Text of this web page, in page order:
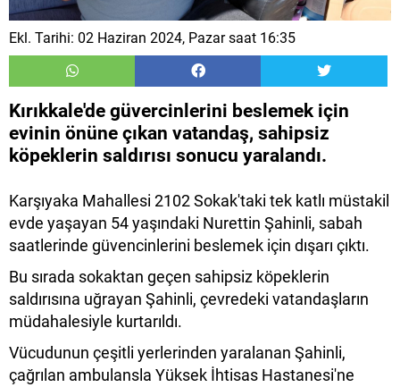
Ekl. Tarihi: 02 Haziran 2024, Pazar saat 16:35
Kırıkkale'de güvercinlerini beslemek için
evinin önüne çıkan vatandaş, sahipsiz
köpeklerin saldırısı sonucu yaralandı.
Karşıyaka Mahallesi 2102 Sokak'taki tek katlı müstakil
evde yaşayan 54 yaşındaki Nurettin Şahinli, sabah
saatlerinde güvencinlerini beslemek için dışarı çıktı.
Bu sırada sokaktan geçen sahipsiz köpeklerin
saldırısına uğrayan Şahinli, çevredeki vatandaşların
müdahalesiyle kurtarıldı.
Vücudunun çeşitli yerlerinden yaralanan Şahinli,
çağrılan ambulansla Yüksek İhtisas Hastanesi'ne